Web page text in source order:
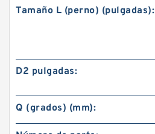
Tamaño L (perno) (pulgadas):
D2 pulgadas:
Q (grados) (mm):